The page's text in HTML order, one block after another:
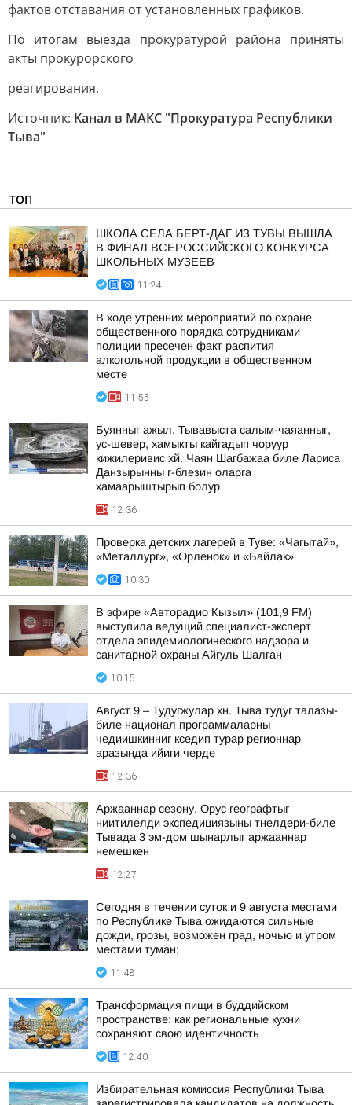
фактов отставания от установленных графиков.
По итогам выезда прокуратурой района приняты
акты прокурорского
реагирования.
Источник: Канал в МАКС "Прокуратура Республики
Тыва"
ТОП
ШКОЛА СЕЛА БЕРТ-ДАГ ИЗ ТУВЫ ВЫШЛА
В ФИНАЛ ВСЕРОССИЙСКОГО КОНКУРСА
ШКОЛЬНЫХ МУЗЕЕВ
11:24
В ходе утренних мероприятий по охране
общественного порядка сотрудниками
полиции пресечен факт распития
алкогольной продукции в общественном
месте
11:55
Буянныг ажыл. Тывавыста салым-чаяанныг,
ус-шевер, хамыкты кайгадып чоруур
кижилеривис хй. Чаян Шагбажаа биле Лариса
Данзырынны г-блезин оларга
хамаарыштырып болур
12:36
Проверка детских лагерей в Туве: «Чагытай»,
«Металлург», «Орленок» и «Байлак»
10:30
В эфире «Авторадио Кызыл» (101,9 FM)
выступила ведущий специалист-эксперт
отдела эпидемиологического надзора и
санитарной охраны Айгуль Шалган
10:15
Август 9 – Тудугжулар хн. Тыва тудуг талазы-
биле национал программаларны
чедиишкинниг кседип турар регионнар
аразында ийиги черде
12:36
Аржааннар сезону. Орус географтыг
ниитилелди экспедициязыны тнелдери-биле
Тывада 3 эм-дом шынарлыг аржааннар
немешкен
12:27
Сегодня в течении суток и 9 августа местами
по Республике Тыва ожидаются сильные
дожди, грозы, возможен град, ночью и утром
местами туман;
11:48
Трансформация пищи в буддийском
пространстве: как региональные кухни
сохраняют свою идентичность
12:40
Избирательная комиссия Республики Тыва